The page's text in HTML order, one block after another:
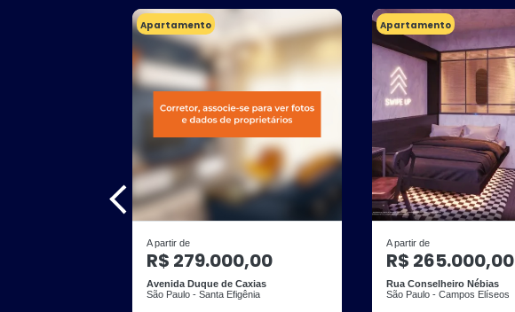
Apartamento
A partir de
R$ 279.000,00
Avenida Duque de Caxias
São Paulo - Santa Efigênia
Apartamento
A partir de
R$ 265.000,00
Rua Conselheiro Nébias
São Paulo - Campos Elíseos